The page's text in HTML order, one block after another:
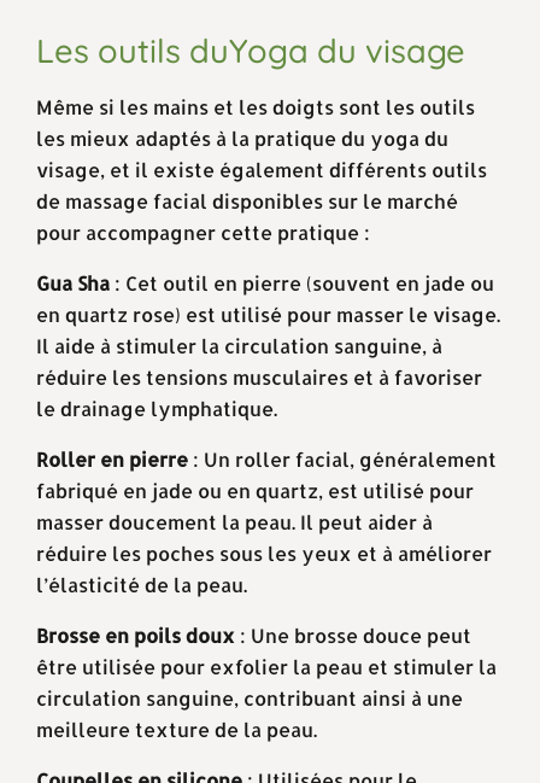
Les outils duYoga du visage
Même si les mains et les doigts sont les outils
les mieux adaptés à la pratique du yoga du
visage, et il existe également différents outils
de massage facial disponibles sur le marché
pour accompagner cette pratique :
Gua Sha : Cet outil en pierre (souvent en jade ou
en quartz rose) est utilisé pour masser le visage.
Il aide à stimuler la circulation sanguine, à
réduire les tensions musculaires et à favoriser
le drainage lymphatique.
Roller en pierre : Un roller facial, généralement
fabriqué en jade ou en quartz, est utilisé pour
masser doucement la peau. Il peut aider à
réduire les poches sous les yeux et à améliorer
l’élasticité de la peau.
Brosse en poils doux : Une brosse douce peut
être utilisée pour exfolier la peau et stimuler la
circulation sanguine, contribuant ainsi à une
meilleure texture de la peau.